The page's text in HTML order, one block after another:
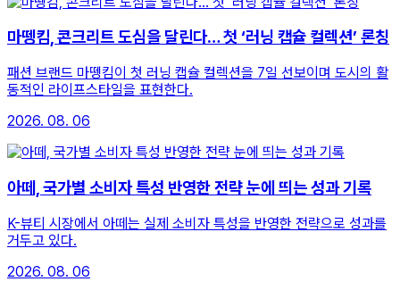
마뗑킴, 콘크리트 도심을 달린다… 첫 ‘러닝 캡슐 컬렉션’ 론칭
패션 브랜드 마뗑킴이 첫 러닝 캡슐 컬렉션을 7일 선보이며 도시의 활
동적인 라이프스타일을 표현한다.
2026. 08. 06
아떼, 국가별 소비자 특성 반영한 전략 눈에 띄는 성과 기록
K-뷰티 시장에서 아떼는 실제 소비자 특성을 반영한 전략으로 성과를
거두고 있다.
2026. 08. 06